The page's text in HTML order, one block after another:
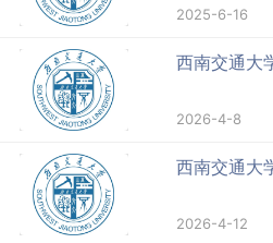
2025-6-16
西南交通大
2026-4-8
西南交通大
2026-4-12